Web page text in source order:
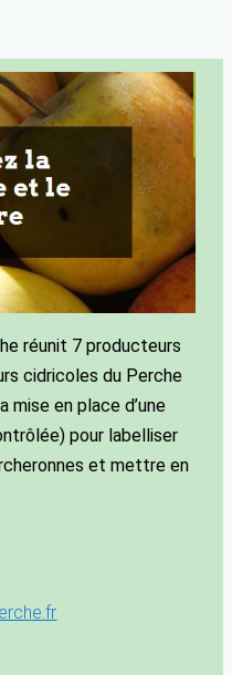
réunit 7 producteurs
cidricoles du Perche
mise en place d’une
pour labelliser
et mettre en